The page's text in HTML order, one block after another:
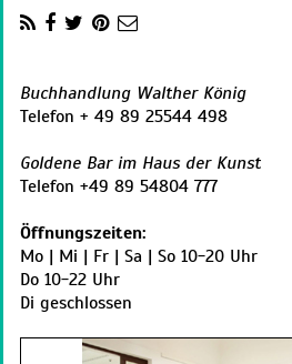
Buchhandlung Walther König
Telefon + 49 89 25544 498
Goldene Bar im Haus der Kunst
Telefon +49 89 54804 777
Öffnungszeiten:
Mo | Mi | Fr | Sa | So 10-20 Uhr
Do 10-22 Uhr
Di geschlossen